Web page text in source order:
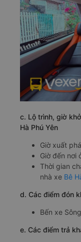
c. Lộ trình, giờ
Hà Phú Yên
Giờ xuất
Giờ đến nơi
Thời gian
nhà xe Bê
d. Các điểm đón
Bến xe
e. Các điểm trả